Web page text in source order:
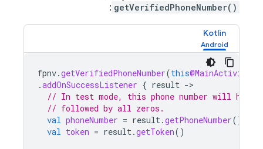
getVerifiedPhoneNumber()
:
Kotlin
fpnv.getVerifiedPhoneNumber(this@MainActivity
.addOnSuccessListener { result -
// In test mode, this phone number will have
// followed by all zeros.
val phoneNumber = result.getPhoneNumber()
val token = result.getToken()